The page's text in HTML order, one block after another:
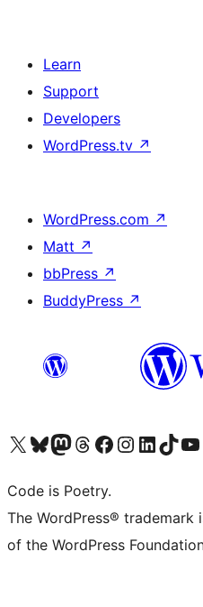
Learn
Support
Developers
WordPress.tv ↗
WordPress.com ↗
Matt ↗
bbPress ↗
BuddyPress ↗
Visit our X (formerly Twitter) account
ഞങ്ങളുടെ ബ്ലൂസ്കൈ അക്കൗണ്ട് സന്ദർശിക്കുക
Visit our Mastodon account
ഞങ്ങളുടെ ത്രെഡ്സ് അക്കൗണ്ട്
Visit our Facebook page
Visit our Instagram account
Visit our LinkedIn
ഞങ്ങളുടെVisit
Code is Poetry.
The WordPress®
of the WordPress